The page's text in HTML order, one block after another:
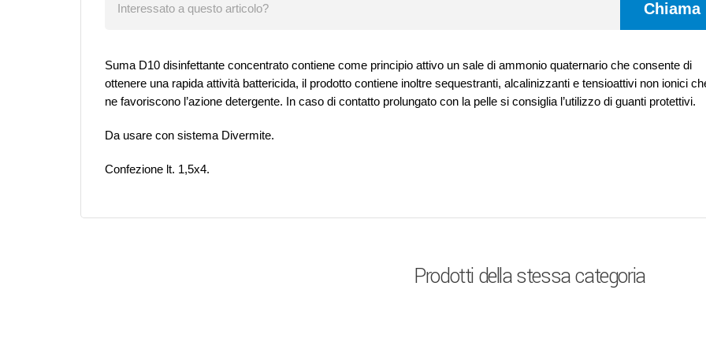
Interessato a questo articolo? Chiama
Suma D10 disinfettante concentrato contiene come principio attivo un sale di ammonio quaternario che consente di
ottenere una rapida attività battericida, il prodotto contiene inoltre sequestranti, alcalinizzanti e tensioattivi non ionici
ne favoriscono l’azione detergente. In caso di contatto prolungato con la pelle si consiglia l’utilizzo di guanti protettivi.
Da usare con sistema Divermite.
Confezione lt. 1,5x4.
Prodotti della stessa categoria